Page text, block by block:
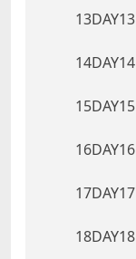
13DAY13
14DAY14
15DAY15
16DAY16
17DAY17
18DAY18